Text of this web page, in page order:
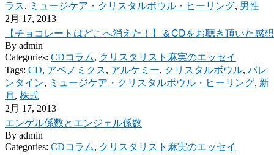
ラス, ミュージケア・クリスタルボウル・ヒーリング, 男性
2月 17, 2013
【チョコレートはどこへ消えた！】＆CDをお聴き頂いた感
By admin
Categories: CDコラム, クリスタリスト麻実のエッセイ
Tags: CD, アベノミクス, アルケミー, クリスタルボウル, バレ
ンタイン, ミュージケア・クリスタルボウル・ヒーリング, 新
月 , 株式
2月 17, 2013
エンゲル係数とエンジェル係数
By admin
Categories: CDコラム, クリスタリスト麻実のエッセイ